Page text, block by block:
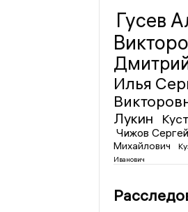
Гусев
Илья
Лукин
Чижов
Михайлович
Иванович